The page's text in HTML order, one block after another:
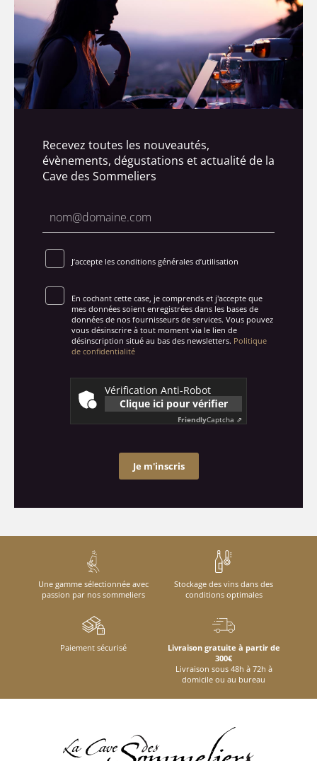
Recevez toutes les nouveautés,
évènements, dégustations et actualité de la
Cave des Sommeliers
J’accepte les conditions générales d’utilisation
En cochant cette case, je comprends et j'accepte que
mes données soient enregistrées dans les bases de
données de nos fournisseurs de services. Vous pouvez
vous désinscrire à tout moment via le lien de
désinscription situé au bas des newsletters. Politique
de confidentialité
Vérification Anti-Robot
Clique ici pour vérifier
FriendlyCaptcha ⇗
Je m'inscris
Une gamme sélectionnée avec
passion par nos sommeliers
Stockage des vins dans des
conditions optimales
Paiement sécurisé
Livraison gratuite à partir de
300€
Livraison sous 48h à 72h à
domicile ou au bureau